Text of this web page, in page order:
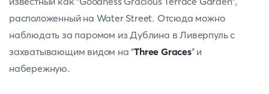
расположенный на Water Street. Отсюда можно
наблюдать за паромом из Дублина в Ливерпуль с
захватывающим видом на "Three Graces" и
набережную.